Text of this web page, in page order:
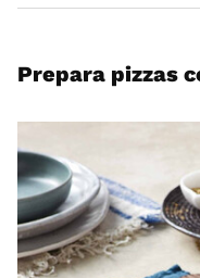
Prepara pizzas